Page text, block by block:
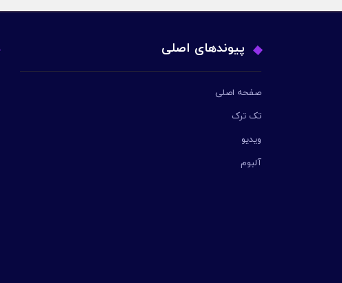
پیوندهای اصلی
صفحه اصلی
تک ترک
ویدیو
آلبوم